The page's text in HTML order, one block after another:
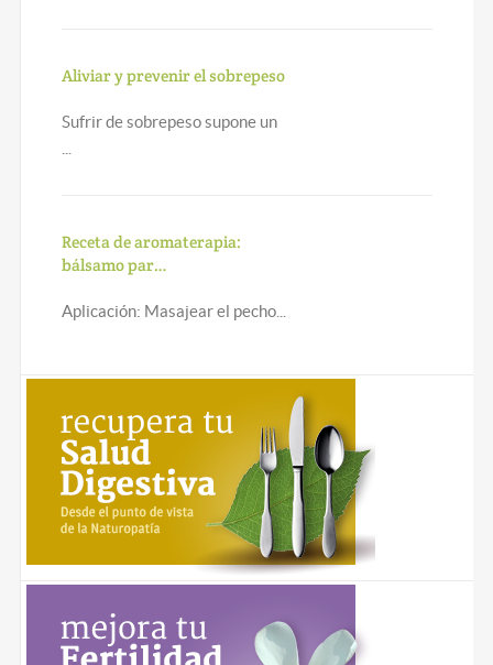
Aliviar y prevenir el sobrepeso
Sufrir de sobrepeso supone un
...
Receta de aromaterapia:
bálsamo par…
Aplicación: Masajear el pecho...